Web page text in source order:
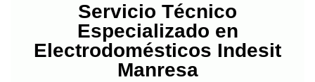
Servicio Técnico
Especializado en
Electrodomésticos Indesit
Manresa